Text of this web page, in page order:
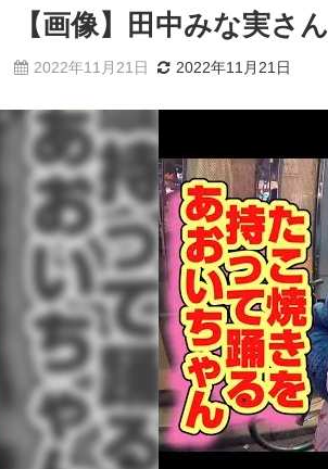
【画像】田中みな実さ
2022年11月21日 2022年11月21日